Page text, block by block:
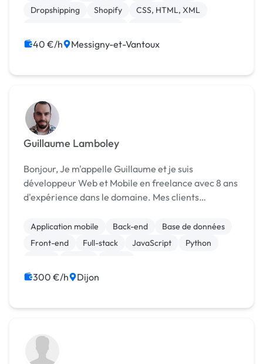
Dropshipping
Shopify
CSS, HTML, XML
Audio, Video, Multimedia
40 €/h Messigny-et-Vantoux
Guillaume Lamboley
Bonjour, Je m'appelle Guillaume et je suis
développeur Web et Mobile en freelance avec 8 ans
d'expérience dans le domaine. Mes clients
professionnalisme, mon écoute attentive, ma
disponibilité, ma créativité e...
Application mobile Back-end
Base de données
Front-end
Full-stack JavaScript
Python
300 €/h Dijon